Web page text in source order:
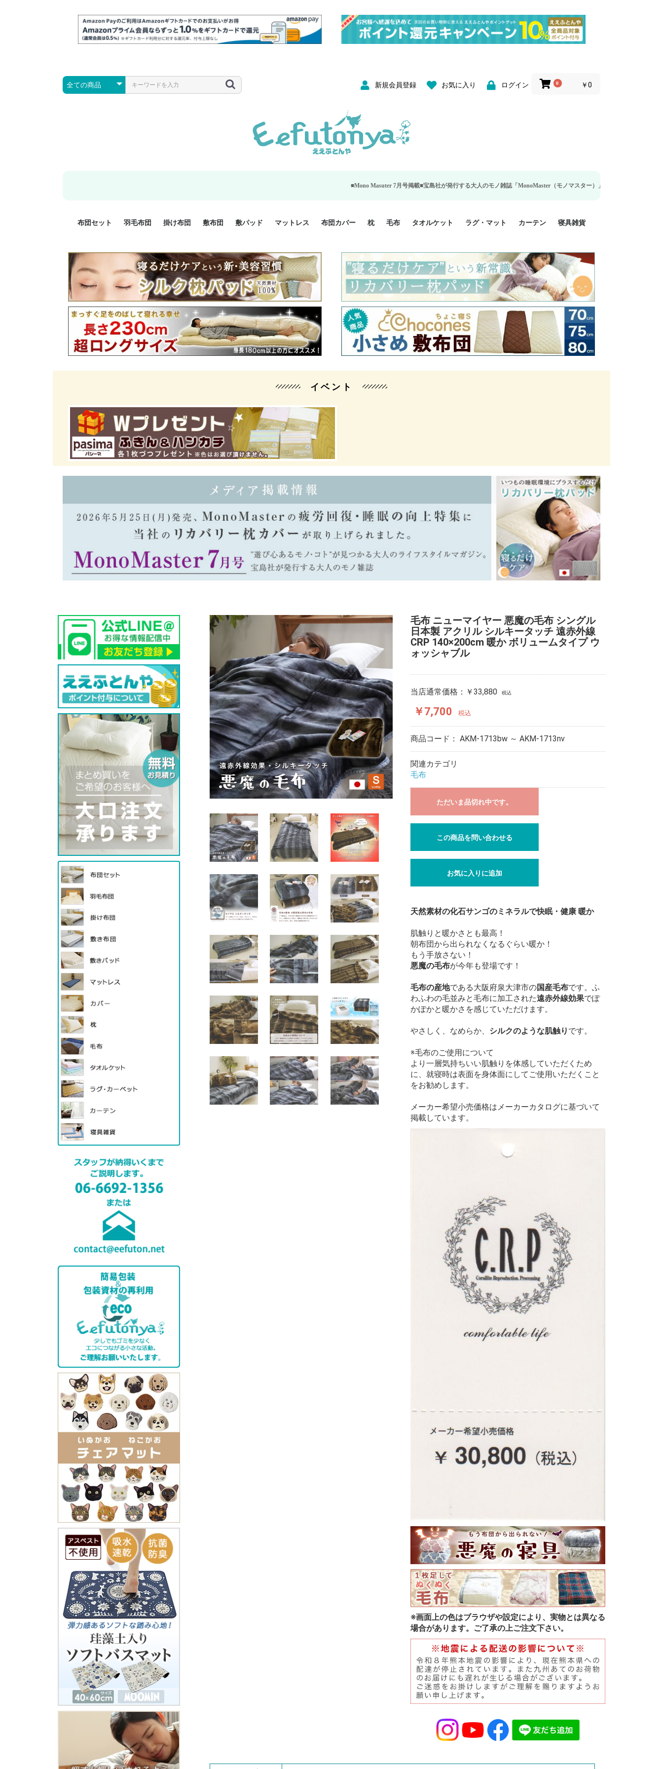
新規会員登録 お気に入り ログイン 0 ￥0
■Mono Masuter 7月号掲載■宝島社が発行する大人のモノ雑誌「MonoMaster（モノマスター）」の疲労回復・睡眠の向上特集に当社
布団セット
羽毛布団セット 2点セット
3点セット
4点セット
5点セット
6点セット
エクセルゴールド
ロイヤルゴールド
マザーダックダウン
小さい布団セット
大きい布団セット
掛け布団セット 2点セット
3点セット
4点セット
6点セット
敷布団セット 2点セット
3点セット
羽毛布団
プレミアムゴールド
ロイヤルゴールド
エクセルゴールド
ニューゴールド
マザーダックダウン
マザーグースダウン
スーパーロングサイズ
洗える羽毛布団
肌掛け布団
掛け布団
防ダニ掛け布団
洗える掛け布団
小さい掛け布団
大きい掛け布団
肌掛け布団
敷布団
防ダニ敷布団
小さい敷布団 70cm幅 ミニシングル
75cm幅 ショートセミシ
ングル
80cm幅 セミシングル
大きい敷布団
機能性敷布団
敷パッド
シングルサイズ敷パッド
小さい敷パッド
大きい敷パッド
シルク敷パッド
枕パッド
シルク枕パッド
除湿シート
接触冷感パッド
暖かパッド
ガーゼケット
オーガニックコットン
ベッドパッド
パッドセット
マットレス 布団カバー
掛け布団カバー ジュニア 掛け布団カバー
シングル 掛け布団カバー
シングルロング 掛け布団
カバー
セミダブル 掛け布団カバ
ー
ダブル 掛け布団カバー
ダブルロング 掛け布団カ
バー
クィーン 掛け布団カバー
暖か 掛け布団カバー
敷布団カバー ジュニア 敷布団カバー
セミシングル 敷布団カバ
ー
シングル 敷布団カバー
シングルロング 敷布団カ
バー
ダブル 敷布団カバー
枕カバー 35x50cm 枕カバー
43x63cm 枕カバー
50x70cm 枕カバー
シルク 枕カバー
BOXシーツ シングル BOXシーツ
シングルロング BOXシー
ツ
セミダブル BOXシーツ
ダブル BOXシーツ
スーパーロング BOXシー
ツ
防ダニカバー
クッションカバー
オーガニックコットン
カバーセット カバー2点セット
カバー3点セット
枕
小さめ 35×50cm
やや小さめ 35×55cm
普通 43×63cm
大きめ 50×70cm
パイプ枕
高反発枕
低反発枕
機能性枕・その他枕
毛布 タオルケット
ハーフサイズ
シングルサイズ
セミダブルサイズ
ダブルサイズ
接触冷感
天然素材 綿100%
ラグ・マット カーテン
既成カーテンのサイズ
遮光カーテン
レース・シアーカーテン
Disney ディズニーカーテ
ン
MOOMIN ムーミンカーテ
ン
PEANUTS ピーナツカー
テン (SNOOPY スヌーピ
ー)
寝具雑貨
美容・化粧品
シルク寝具・雑貨
HURONテクノロジー リ
カバリー寝具
ソファカバー
ひざ掛け
パジャマ
クッション
玄関・フロアーマット
ペット用ベッド
インテリア
その他寝具雑貨
イベント
毛布 ニューマイヤー 悪魔の毛布 シングル
日本製 アクリル シルキータッチ 遠赤外線
CRP 140×200cm 暖か ボリュームタイプ ウ
ォッシャブル
当店通常価格： ￥33,880 税込
￥7,700 税込
商品コード： AKM-1713bw ～ AKM-1713nv
関連カテゴリ
毛布
ただいま品切れ中です。
この商品を問い合わせる
お気に入りに追加
天然素材の化石サンゴのミネラルで快眠・健康 暖か
肌触りと暖かさとも最高！
朝布団から出られなくなるぐらい暖か！
もう手放さない！
悪魔の毛布が今年も登場です！
毛布の産地である大阪府泉大津市の国産毛布です。ふ
わふわの毛並みと毛布に加工された遠赤外線効果でぽ
かぽかと暖かさを感じていただけます。
やさしく、なめらか、 シルクのような肌触り です。
※毛布のご使用について
より一層気持ちいい肌触りを体感していただくため
に、就寝時は表面を身体面にしてご使用いただくこと
をお勧めします。
メーカー希望小売価格はメーカーカタログに基づいて
掲載しています。
※画面上の色はブラウザや設定により、実物とは異なる
場合があります。ご了承の上ご注文下さい。